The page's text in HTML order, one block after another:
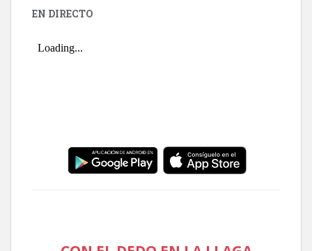
EN DIRECTO